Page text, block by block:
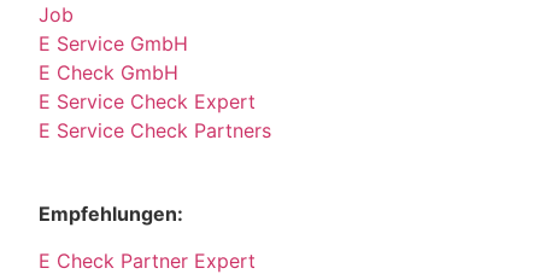
Job
E Service GmbH
E Check GmbH
E Service Check Expert
E Service Check Partners
Empfehlungen:
E Check Partner Expert